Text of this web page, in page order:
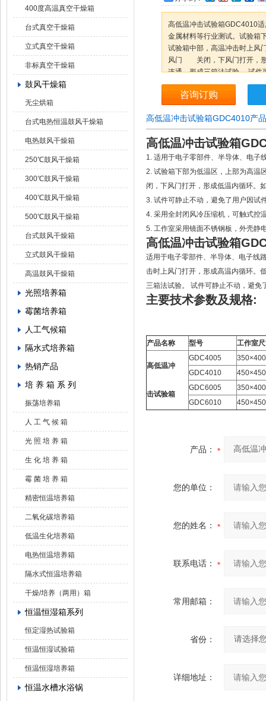
400度高温真空干燥箱
台式真空干燥箱
立式真空干燥箱
非标真空干燥箱
鼓风干燥箱
无尘烘箱
台式电热恒温鼓风干燥箱
电热鼓风干燥箱
250℃鼓风干燥箱
300℃鼓风干燥箱
400℃鼓风干燥箱
500℃鼓风干燥箱
台式鼓风干燥箱
立式鼓风干燥箱
高温鼓风干燥箱
光照培养箱
霉菌培养箱
人工气候箱
隔水式培养箱
热销产品
培 养 箱 系 列
振荡培养箱
人 工 气 候 箱
光 照 培 养 箱
生 化 培 养 箱
霉 菌 培 养 箱
精密恒温培养箱
二氧化碳培养箱
低温生化培养箱
电热恒温培养箱
隔水式恒温培养箱
干燥/培养（两用）箱
恒温恒湿箱系列
恒定湿热试验箱
恒温恒湿试验箱
恒温恒湿培养箱
恒温水槽水浴锅
高低温冲击试验箱GDC4010
金属材料等行业测试。试验箱
试验箱中部，高温冲击时上风
风门 关闭，下风门打开，形
连通，形成三箱法试验。 试件
的诸多不便。采用全封闭风冷
咨询订购
高低温冲击试验箱GDC4010产
高低温冲击试验箱
1. 适用于电子零部件、半导体、电子
2. 试验箱下部为低温区，上部为高
闭，下风门打开，形成低温内循环。
3. 试件可静止不动，避免了用户因试
4. 采用全封闭风冷压缩机，可触式控
5. 工作室采用镜面不锈钢板，外壳静
高低温冲击试验箱
适用于电子零部件、半导体、电子线
击时上风门打开，形成高温内循环
三箱法试验。 试件可静止不动，避免
主要技术参数及规格:
产品名称 型号 工作室
高低温冲
击试验箱
GDC4005
GDC4010
GDC6005
GDC6010
产品：
您的单位：
您的姓名：
联系电话：
常用邮箱：
省份：
详细地址：